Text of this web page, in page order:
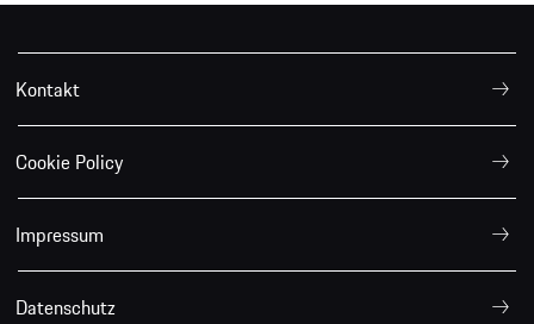
Kontakt
Cookie Policy
Impressum
Datenschutz